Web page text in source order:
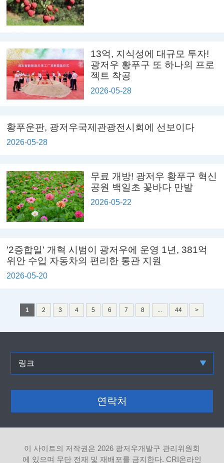
13억, 지식성에 대규모 투자!
광저우 황푸구 또 하나의 프로
젝트 착공
2026-05-28
황푸운판, 광저우국제관광전시회에 선보이다
2026-05-28
무료 개방! 광저우 황푸구 혁신
공원 백일초 꽃바다 만발
2026-05-22
'2증합일' 개혁 시범이 광저우에 운영 1년, 381억
위안 수입 자동차의 편리한 통관 지원
2026-05-20
1 2 3 4 5 6 7 8 44 >
링크
연락처
이 사이트의 저작권은 2026 광저우개발구 관리위원회
에 있으며 무단 전재 및 재배포를 금지한다. CRI온라인